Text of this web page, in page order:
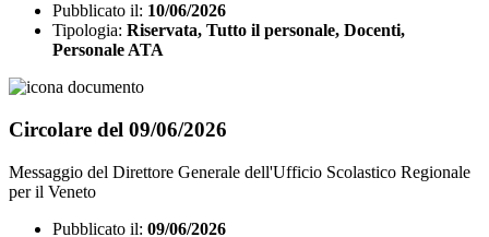
Pubblicato il: 10/06/2026
Tipologia: Riservata, Tutto il personale, Docenti,
Personale ATA
Circolare del 09/06/2026
Messaggio del Direttore Generale dell'Ufficio Scolastico Regionale
per il Veneto
Pubblicato il: 09/06/2026